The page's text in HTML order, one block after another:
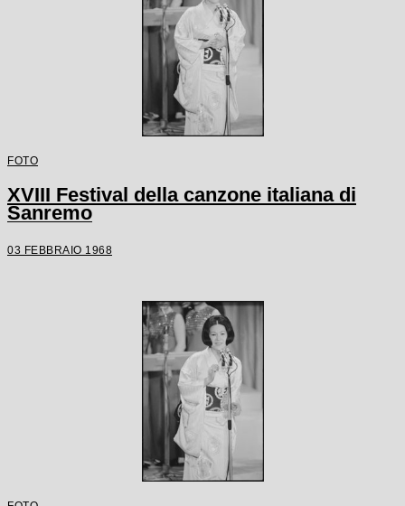
FOTO
XVIII Festival della canzone italiana di
Sanremo
03 FEBBRAIO 1968